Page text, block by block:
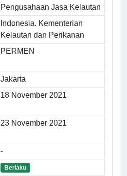
Pengusahaan Jasa Kelautan
Indonesia. Kementerian
Kelautan dan Perikanan
PERMEN
Jakarta
18 November 2021
23 November 2021
-
Berlaku